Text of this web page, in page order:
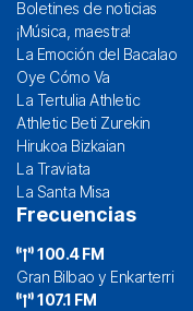
Boletines de noticias
¡Música, maestra!
La Emoción del Bacalao
Oye Cómo Va
La Tertulia Athletic
Athletic Beti Zurekin
Hirukoa Bizkaian
La Traviata
La Santa Misa
Frecuencias
100.4 FM
Gran Bilbao y Enkarterri
107.1 FM